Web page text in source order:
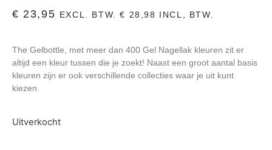
€ 23,95 EXCL. BTW.€ 28,98 INCL, BTW.
The Gelbottle, met meer dan 400 Gel Nagellak kleuren zit er
altijd een kleur tussen die je zoekt! Naast een groot aantal basis
kleuren zijn er ook verschillende collecties waar je uit kunt
kiezen.
Uitverkocht